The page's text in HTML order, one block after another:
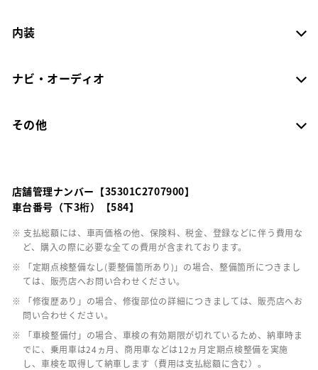
内装
ナビ・オーディオ
その他
店舗管理ナンバー【35301C2707900】
車台番号（下3桁）【584】
※ 支払総額には、車両価格の他、保険料、税金、登録などに伴う費用な
ど、購入の際に必要な全ての費用が含まれております。
※ 「定期点検整備なし(要整備箇所あり)」の場合、整備箇所につきまし
ては、販売店へお問い合わせください。
※ 「修復歴あり」の場合、修復部位の詳細につきましては、販売店へお
問い合わせください。
※ 「車検整備付」の場合、車検の有効期限が切れているため、納車時ま
でに、乗用車は24ヵ月、商用車などは12ヵ月定期点検整備を実施
し、車検を取得して納車します（費用は支払総額に含む）。